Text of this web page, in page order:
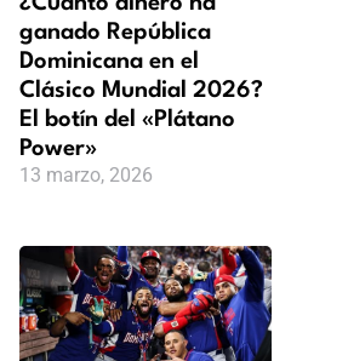
ganado República
Dominicana en el
Clásico Mundial 2026?
El botín del «Plátano
Power»
13 marzo, 2026